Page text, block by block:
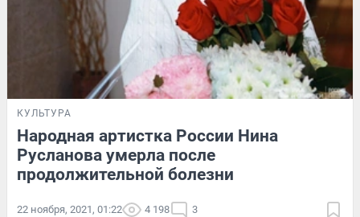
КУЛЬТУРА
Народная артистка России Нина
Русланова умерла после
продолжительной болезни
22 ноября, 2021, 01:22 4 198 3